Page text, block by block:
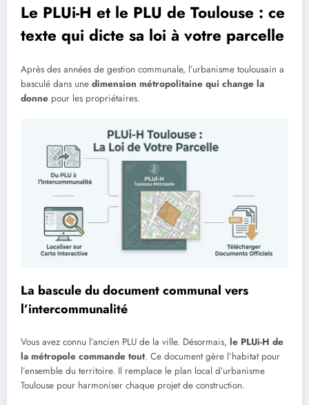
Le PLUi-H et le PLU de Toulouse : ce
texte qui dicte sa loi à votre parcelle
Après des années de gestion communale, l’urbanisme toulousain a
basculé dans une dimension métropolitaine qui change la
donne pour les propriétaires.
La bascule du document communal vers
l’intercommunalité
Vous avez connu l’ancien PLU de la ville. Désormais, le PLUi-H de
la métropole commande tout. Ce document gère l’habitat pour
l’ensemble du territoire. Il remplace le plan local d’urbanisme
Toulouse pour harmoniser chaque projet de construction.